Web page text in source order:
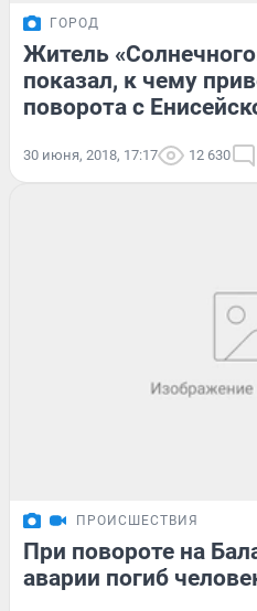
ГОРОД
Житель
показал, к чему
поворота с
30 июня, 2018, 17:17 12 630
ПРОИСШЕСТВИЯ
При повороте на
аварии погиб